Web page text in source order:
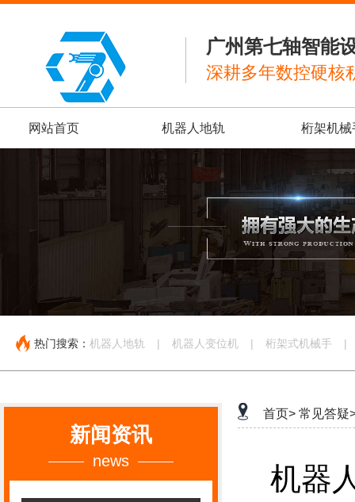
广州第七轴智能
深耕多年数控硬核
网站首页 机器人地轨 桁架机械
热门搜索： 机器人地轨 | 机器人变位机 | 桁架式机械手 |
新闻资讯
news
首页> 常见答疑
机器